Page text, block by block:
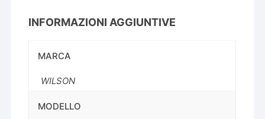
INFORMAZIONI AGGIUNTIVE
MARCA
WILSON
MODELLO